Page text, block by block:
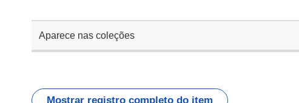
Aparece nas coleções
Mostrar registro completo do item